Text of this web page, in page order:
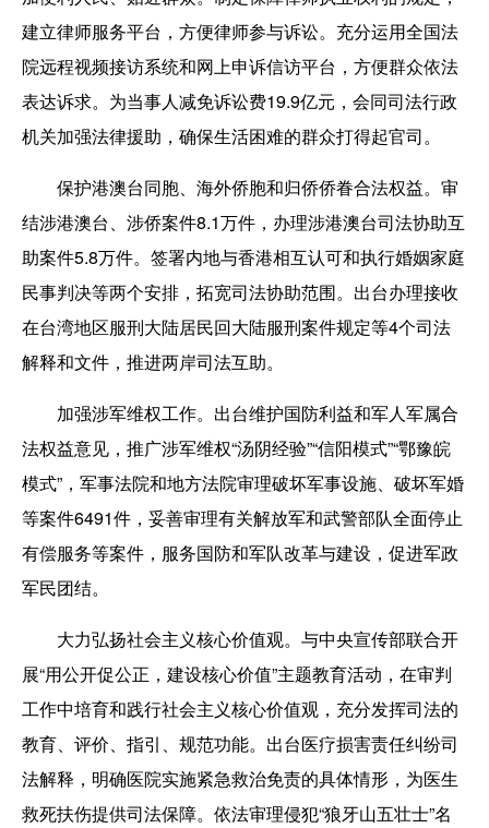
建立律师服务平台，方便律师参与诉讼。充分运用全国法
院远程视频接访系统和网上申诉信访平台，方便群众依法
表达诉求。为当事人减免诉讼费19.9亿元，会同司法行政
机关加强法律援助，确保生活困难的群众打得起官司。
保护港澳台同胞、海外侨胞和归侨侨眷合法权益。审
结涉港澳台、涉侨案件8.1万件，办理涉港澳台司法协助互
助案件5.8万件。签署内地与香港相互认可和执行婚姻家庭
民事判决等两个安排，拓宽司法协助范围。出台办理接收
在台湾地区服刑大陆居民回大陆服刑案件规定等4个司法
解释和文件，推进两岸司法互助。
加强涉军维权工作。出台维护国防利益和军人军属合
法权益意见，推广涉军维权“汤阴经验”“信阳模式”“鄂豫皖
模式”，军事法院和地方法院审理破坏军事设施、破坏军婚
等案件6491件，妥善审理有关解放军和武警部队全面停止
有偿服务等案件，服务国防和军队改革与建设，促进军政
军民团结。
大力弘扬社会主义核心价值观。与中央宣传部联合开
展“用公开促公正，建设核心价值”主题教育活动，在审判
工作中培育和践行社会主义核心价值观，充分发挥司法的
教育、评价、指引、规范功能。出台医疗损害责任纠纷司
法解释，明确医院实施紧急救治免责的具体情形，为医生
救死扶伤提供司法保障。依法审理侵犯“狼牙山五壮士”名